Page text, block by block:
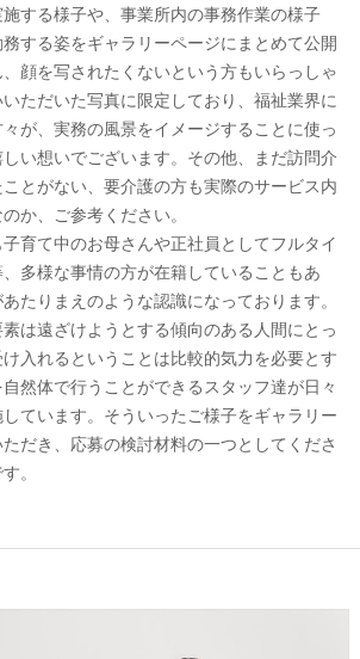
する様子や、事業所内の事務作業の様子
する姿をギャラリーページにまとめて公開
顔を写されたくないという方もいらっしゃ
ただいた写真に限定しており、福祉業界に
が、実務の風景をイメージすることに使っ
い想いでございます。その他、まだ訪問介
とがない、要介護の方も実際のサービス内
か、ご参考ください。
育て中のお母さんや正社員としてフルタイ
多様な事情の方が在籍していることもあ
たりまえのような認識になっております。
は遠ざけようとする傾向のある人間にとっ
入れるということは比較的気力を必要とす
然体で行うことができるスタッフ達が日々
ています。そういったご様子をギャラリー
だき、応募の検討材料の一つとしてくださ
。